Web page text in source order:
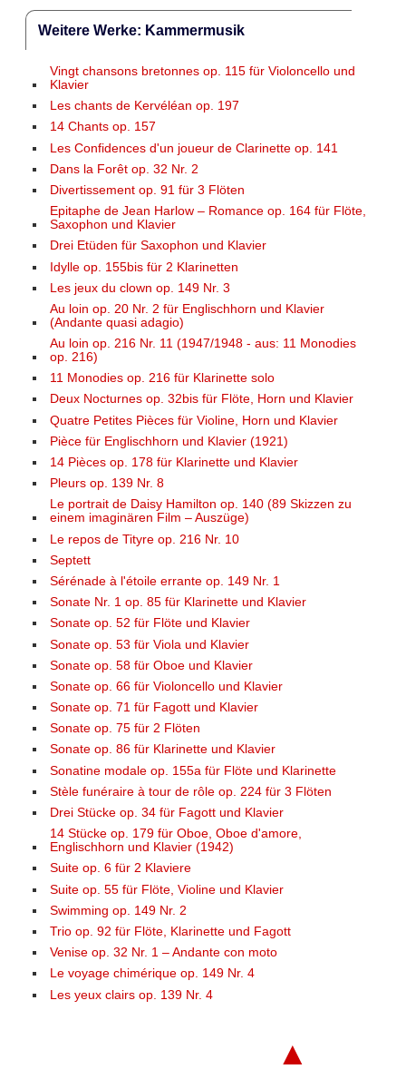
Weitere Werke: Kammermusik
Vingt chansons bretonnes op. 115 für Violoncello und
Klavier
Les chants de Kervéléan op. 197
14 Chants op. 157
Les Confidences d'un joueur de Clarinette op. 141
Dans la Forêt op. 32 Nr. 2
Divertissement op. 91 für 3 Flöten
Epitaphe de Jean Harlow – Romance op. 164 für Flöte,
Saxophon und Klavier
Drei Etüden für Saxophon und Klavier
Idylle op. 155bis für 2 Klarinetten
Les jeux du clown op. 149 Nr. 3
Au loin op. 20 Nr. 2 für Englischhorn und Klavier
(Andante quasi adagio)
Au loin op. 216 Nr. 11 (1947/1948 - aus: 11 Monodies
op. 216)
11 Monodies op. 216 für Klarinette solo
Deux Nocturnes op. 32bis für Flöte, Horn und Klavier
Quatre Petites Pièces für Violine, Horn und Klavier
Pièce für Englischhorn und Klavier (1921)
14 Pièces op. 178 für Klarinette und Klavier
Pleurs op. 139 Nr. 8
Le portrait de Daisy Hamilton op. 140 (89 Skizzen zu
einem imaginären Film – Auszüge)
Le repos de Tityre op. 216 Nr. 10
Septett
Sérénade à l'étoile errante op. 149 Nr. 1
Sonate Nr. 1 op. 85 für Klarinette und Klavier
Sonate op. 52 für Flöte und Klavier
Sonate op. 53 für Viola und Klavier
Sonate op. 58 für Oboe und Klavier
Sonate op. 66 für Violoncello und Klavier
Sonate op. 71 für Fagott und Klavier
Sonate op. 75 für 2 Flöten
Sonate op. 86 für Klarinette und Klavier
Sonatine modale op. 155a für Flöte und Klarinette
Stèle funéraire à tour de rôle op. 224 für 3 Flöten
Drei Stücke op. 34 für Fagott und Klavier
14 Stücke op. 179 für Oboe, Oboe d'amore,
Englischhorn und Klavier (1942)
Suite op. 6 für 2 Klaviere
Suite op. 55 für Flöte, Violine und Klavier
Swimming op. 149 Nr. 2
Trio op. 92 für Flöte, Klarinette und Fagott
Venise op. 32 Nr. 1 – Andante con moto
Le voyage chimérique op. 149 Nr. 4
Les yeux clairs op. 139 Nr. 4
▲